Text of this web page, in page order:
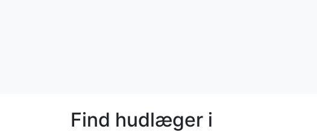
Find hudlæger i